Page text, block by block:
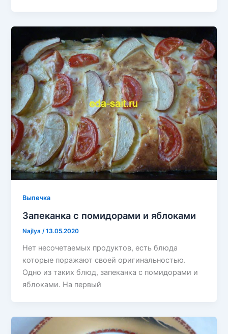
Выпечка
Запеканка с помидорами и яблоками
Najlya/13.05.2020
Нет несочетаемых продуктов, есть блюда
которые поражают своей оригинальностью.
Одно из таких блюд, запеканка с помидорами и
яблоками. На первый